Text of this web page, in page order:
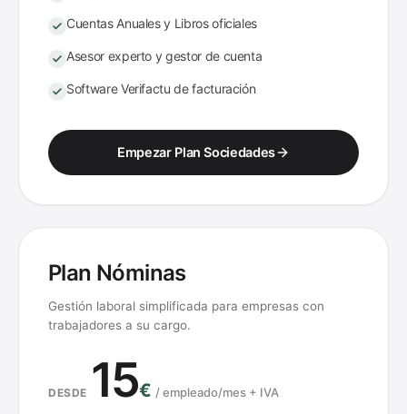
Cuentas Anuales y Libros oficiales
Asesor experto y gestor de cuenta
Software Verifactu de facturación
Empezar Plan Sociedades
Plan Nóminas
Gestión laboral simplificada para empresas con
trabajadores a su cargo.
DESDE 15€ /empleado/mes + IVA